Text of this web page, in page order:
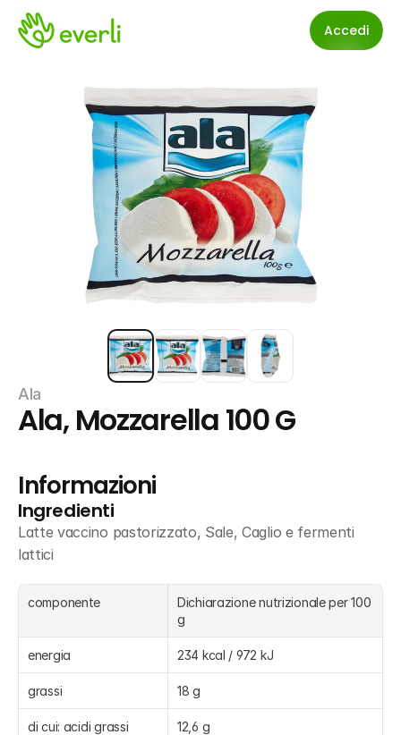
Accedi
Ala
Ala, Mozzarella 100 G
Informazioni
Ingredienti
Latte vaccino pastorizzato, Sale, Caglio e fermenti
lattici
componente
Dichiarazione nutrizionale per 100
g
energia 234 kcal / 972 kJ
grassi 18 g
di cui: acidi grassi
12,6 g